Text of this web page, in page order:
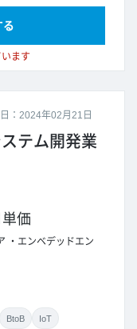
ます
る
：2024年02月21日
テム開発業
価
エンベデッドエン
BtoB IoT